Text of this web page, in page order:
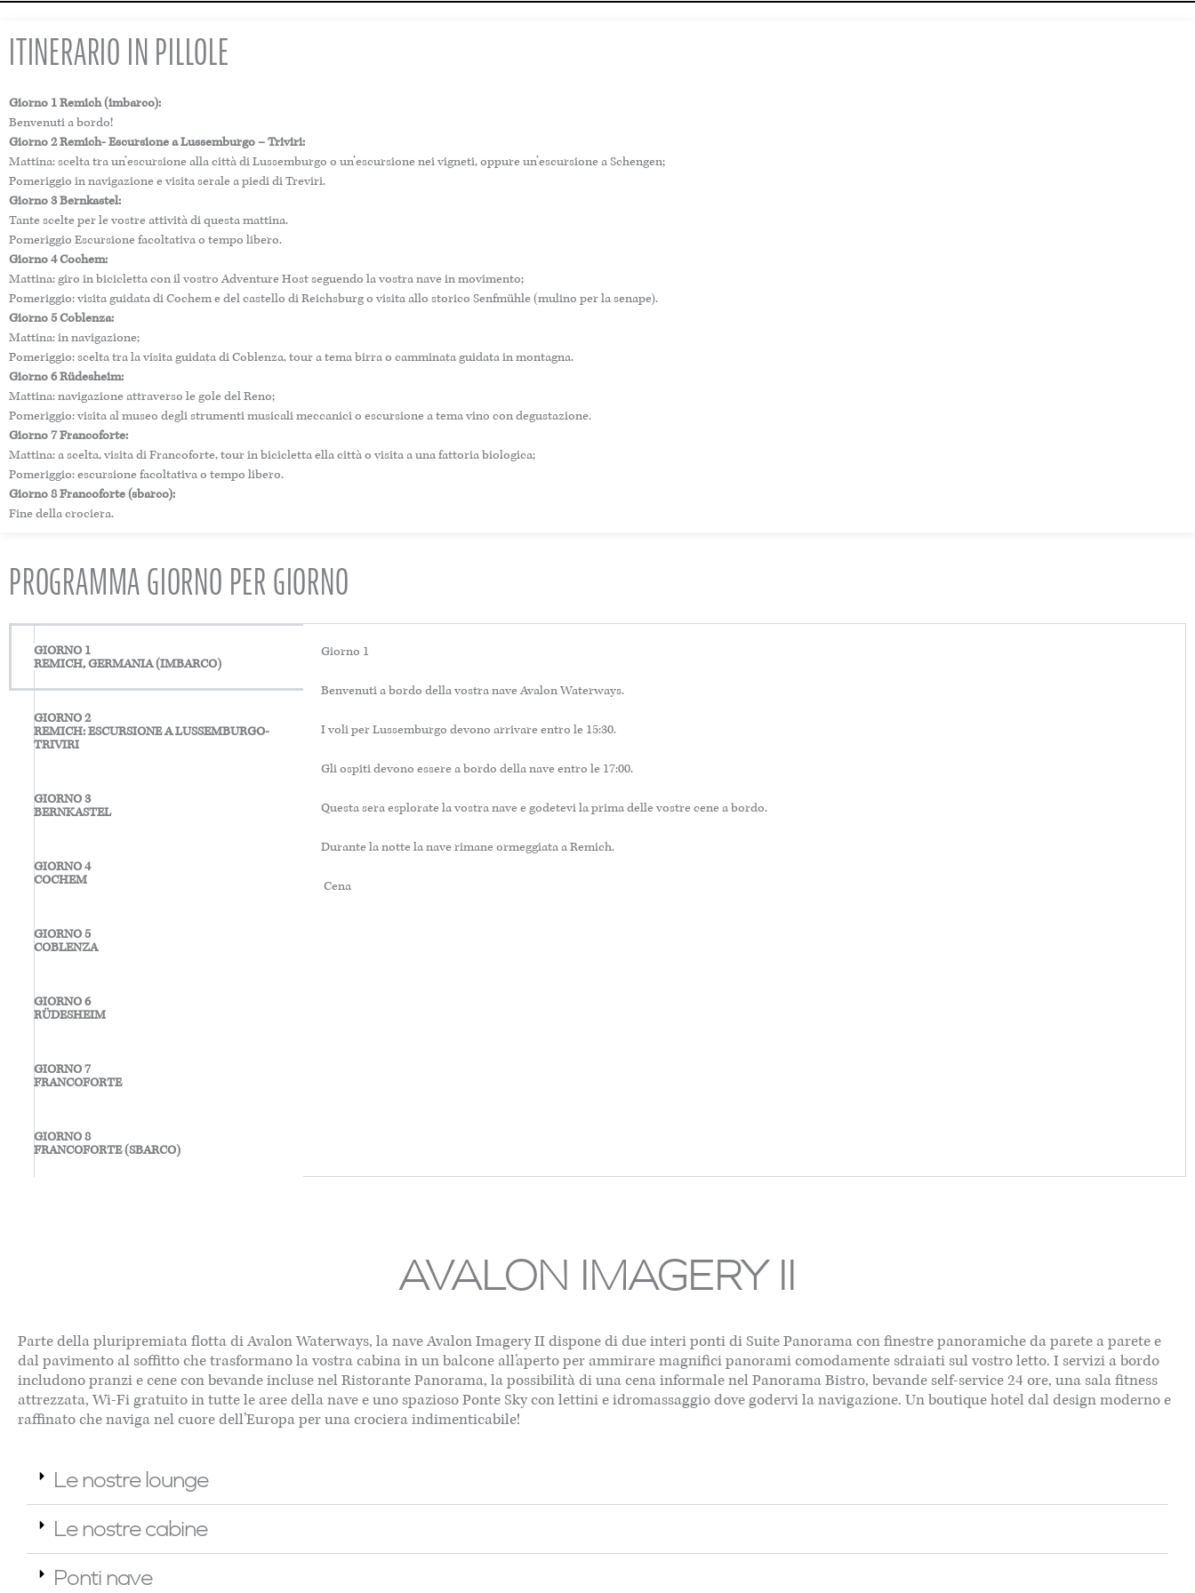
ITINERARIO IN PILLOLE
Giorno 1 Remich (imbarco):
Benvenuti a bordo!
Giorno 2 Remich- Escursione a Lussemburgo – Triviri:
Mattina: scelta tra un’escursione alla città di Lussemburgo o un’escursione nei vigneti, oppure un’escursione a Schengen;
Pomeriggio in navigazione e visita serale a piedi di Treviri.
Giorno 3 Bernkastel:
Tante scelte per le vostre attività di questa mattina.
Pomeriggio Escursione facoltativa o tempo libero.
Giorno 4 Cochem:
Mattina: giro in bicicletta con il vostro Adventure Host seguendo la vostra nave in movimento;
Pomeriggio: visita guidata di Cochem e del castello di Reichsburg o visita allo storico Senfmühle (mulino per la senape).
Giorno 5 Coblenza:
Mattina: in navigazione;
Pomeriggio: scelta tra la visita guidata di Coblenza, tour a tema birra o camminata guidata in montagna.
Giorno 6 Rüdesheim:
Mattina: navigazione attraverso le gole del Reno;
Pomeriggio: visita al museo degli strumenti musicali meccanici o escursione a tema vino con degustazione.
Giorno 7 Francoforte:
Mattina: a scelta, visita di Francoforte, tour in bicicletta ella città o visita a una fattoria biologica;
Pomeriggio: escursione facoltativa o tempo libero.
Giorno 8 Francoforte (sbarco):
Fine della crociera.
PROGRAMMA GIORNO PER GIORNO
GIORNO 1
REMICH, GERMANIA (IMBARCO)
GIORNO 2
REMICH: ESCURSIONE A LUSSEMBURGO-
TRIVIRI
GIORNO 3
BERNKASTEL
GIORNO 4
COCHEM
GIORNO 5
COBLENZA
GIORNO 6
RÜDESHEIM
GIORNO 7
FRANCOFORTE
GIORNO 8
FRANCOFORTE (SBARCO)
Giorno 1
Benvenuti a bordo della vostra nave Avalon Waterways.
I voli per Lussemburgo devono arrivare entro le 15:30.
Gli ospiti devono essere a bordo della nave entro le 17:00.
Questa sera esplorate la vostra nave e godetevi la prima delle vostre cene a bordo.
Durante la notte la nave rimane ormeggiata a Remich.
Cena
AVALON IMAGERY II
Parte della pluripremiata flotta di Avalon Waterways, la nave Avalon Imagery II dispone di due interi ponti di Suite Panorama con finestre panoramiche da parete a parete e
dal pavimento al soffitto che trasformano la vostra cabina in un balcone all’aperto per ammirare magnifici panorami comodamente sdraiati sul vostro letto. I servizi a bordo
includono pranzi e cene con bevande incluse nel Ristorante Panorama, la possibilità di una cena informale nel Panorama Bistro, bevande self-service 24 ore, una sala fitness
attrezzata, Wi-Fi gratuito in tutte le aree della nave e uno spazioso Ponte Sky con lettini e idromassaggio dove godervi la navigazione. Un boutique hotel dal design moderno e
raffinato che naviga nel cuore dell’Europa per una crociera indimenticabile!
Le nostre lounge
Le nostre cabine
Ponti nave